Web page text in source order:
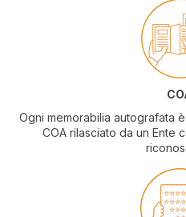
Ogni memorabilia autografata
COA rilasciato da un Ente